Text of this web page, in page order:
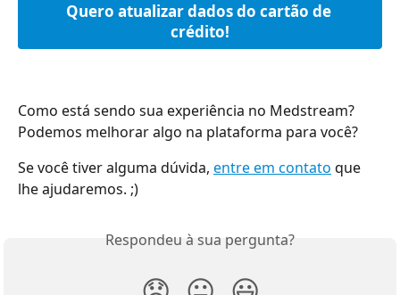
Quero atualizar dados do cartão de
crédito!
Como está sendo sua experiência no Medstream?
Podemos melhorar algo na plataforma para você?
Se você tiver alguma dúvida, entre em contato que
lhe ajudaremos. ;)
Respondeu à sua pergunta?